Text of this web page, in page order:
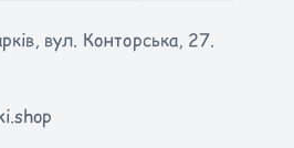
вул. Конторська, 27.